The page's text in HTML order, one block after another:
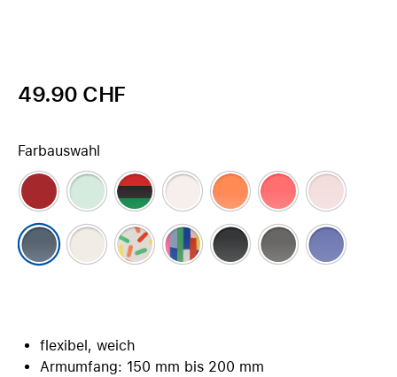
49.90 CHF
Farbauswahl
flexibel, weich
Armumfang: 150 mm bis 200 mm